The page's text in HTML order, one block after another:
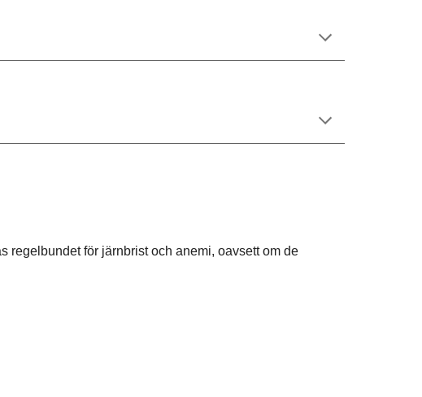
regelbundet för järnbrist och anemi, oavsett om de